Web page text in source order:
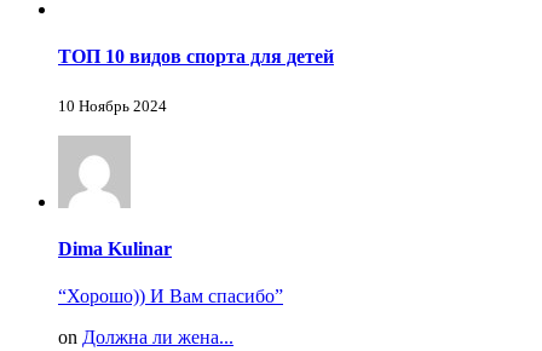
ТОП 10 видов спорта для детей
10 Ноябрь 2024
Dima Kulinar
“Хорошо)) И Вам спасибо”
on Должна ли жена...